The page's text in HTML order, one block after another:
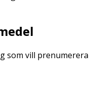
som vill prenumerera